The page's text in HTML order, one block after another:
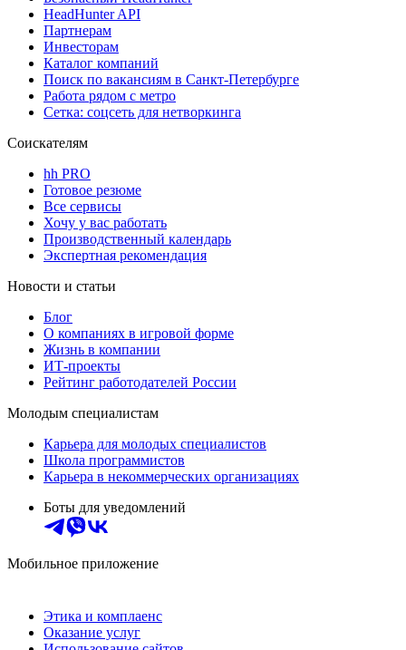
HeadHunter API
Партнерам
Инвесторам
Каталог компаний
Поиск по вакансиям в Санкт-Петербурге
Работа рядом с метро
Сетка: соцсеть для нетворкинга
Соискателям
hh PRO
Готовое резюме
Все сервисы
Хочу у вас работать
Производственный календарь
Экспертная рекомендация
Новости и статьи
Блог
О компаниях в игровой форме
Жизнь в компании
ИТ-проекты
Рейтинг работодателей России
Молодым специалистам
Карьера для молодых специалистов
Школа программистов
Карьера в некоммерческих организациях
Боты для уведомлений
Мобильное приложение
Этика и комплаенс
Оказание услуг